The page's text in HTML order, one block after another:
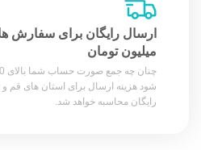
میلیون تومان
شود هزینه ارسال برای استان های قم
رایگان محاسبه خواهد شد.